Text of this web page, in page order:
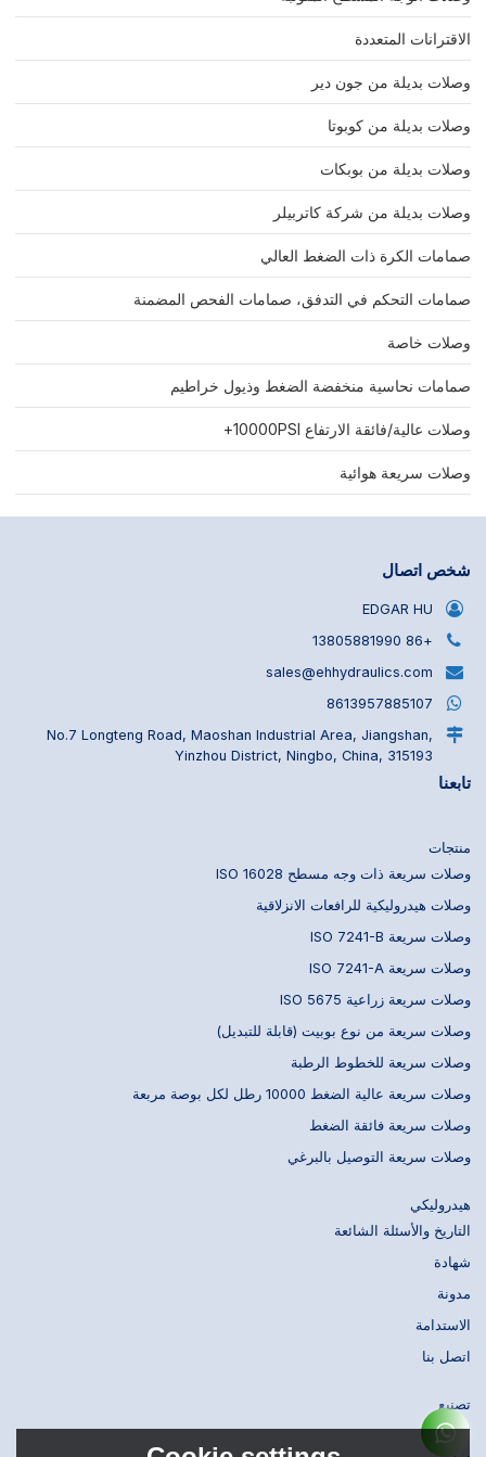
الاقترانات المتعددة
وصلات بديلة من جون دير
وصلات بديلة من كوبوتا
وصلات بديلة من بوبكات
وصلات بديلة من شركة كاتربيلر
صمامات الكرة ذات الضغط العالي
صمامات التحكم في التدفق، صمامات الفحص المضمنة
وصلات خاصة
صمامات نحاسية منخفضة الضغط وذيول خراطيم
وصلات عالية/فائقة الارتفاع 10000PSI+
وصلات سريعة هوائية
شخص اتصال
EDGAR HU
+86 13805881990
sales@ehhydraulics.com
8613957885107
No.7 Longteng Road, Maoshan Industrial Area, Jiangshan,
Yinzhou District, Ningbo, China, 315193
تابعنا
منتجات
وصلات سريعة ذات وجه مسطح ISO 16028
وصلات هيدروليكية للرافعات الانزلاقية
وصلات سريعة ISO 7241-B
وصلات سريعة ISO 7241-A
وصلات سريعة زراعية ISO 5675
وصلات سريعة من نوع بوبيت (قابلة للتبديل)
وصلات سريعة للخطوط الرطبة
وصلات سريعة عالية الضغط 10000 رطل لكل بوصة مربعة
وصلات سريعة فائقة الضغط
وصلات سريعة التوصيل بالبرغي
هيدروليكي
التاريخ والأسئلة الشائعة
شهادة
مدونة
الاستدامة
اتصل بنا
تصنيع
تصميم